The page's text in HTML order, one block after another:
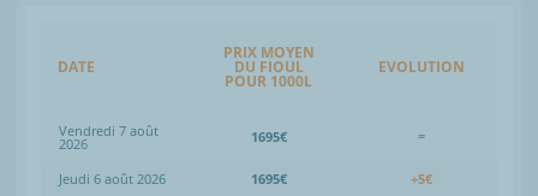
DATE
PRIX MOYEN
DU FIOUL
POUR 1000L
EVOLUTION
Vendredi 7 août
2026 1695€ =
Jeudi 6 août 2026 1695€
+5€